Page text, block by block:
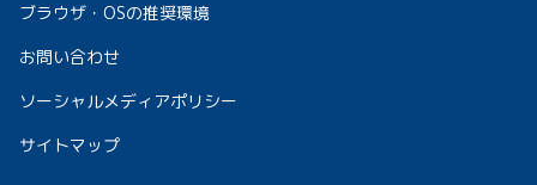
ブラウザ・OSの推奨環境
お問い合わせ
ソーシャルメディアポリシー
サイトマップ